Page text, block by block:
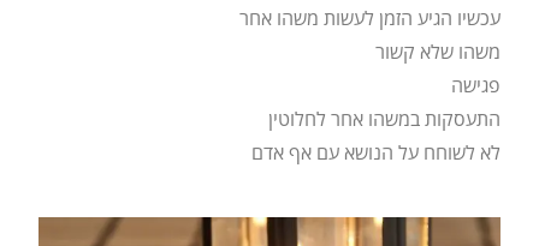
עכשיו הגיע הזמן לעשות משהו אחר
משהו שלא קשור
פגישה
התעסקות במשהו אחר לחלוטין
לא לשוחח על הנושא עם אף אדם